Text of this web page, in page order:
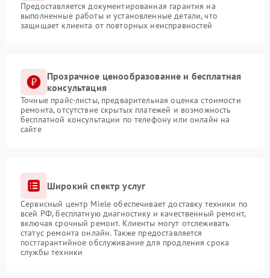
Предоставляется документированная гарантия на
выполненные работы и установленные детали, что
защищает клиента от повторных неисправностей
Прозрачное ценообразование и бесплатная
консультация
Точные прайс-листы, предварительная оценка стоимости
ремонта, отсутствие скрытых платежей и возможность
бесплатной консультации по телефону или онлайн на
сайте
Широкий спектр услуг
Сервисный центр Miele обеспечивает доставку техники по
всей РФ, бесплатную диагностику и качественный ремонт,
включая срочный ремонт. Клиенты могут отслеживать
статус ремонта онлайн. Также предоставляется
постгарантийное обслуживание для продления срока
службы техники